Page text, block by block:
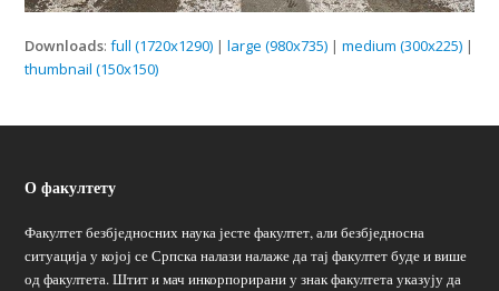
Downloads:full (1720x1290) |large (980x735) |medium (300x225) |
thumbnail (150x150)
О факултету
Факултет безбједносних наука јесте факултет, али безбједносна
ситуација у којој се Српска налази налаже да тај факултет буде и више
од факултета. Штит и мач инкорпорирани у знак факултета указују да